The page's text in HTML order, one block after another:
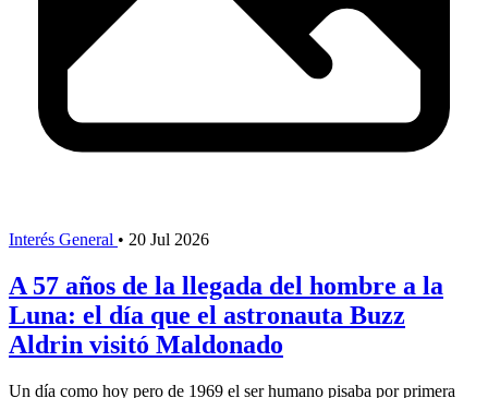
Interés General • 20 Jul 2026
A 57 años de la llegada del hombre a la
Luna: el día que el astronauta Buzz
Aldrin visitó Maldonado
Un día como hoy pero de 1969 el ser humano pisaba por primera